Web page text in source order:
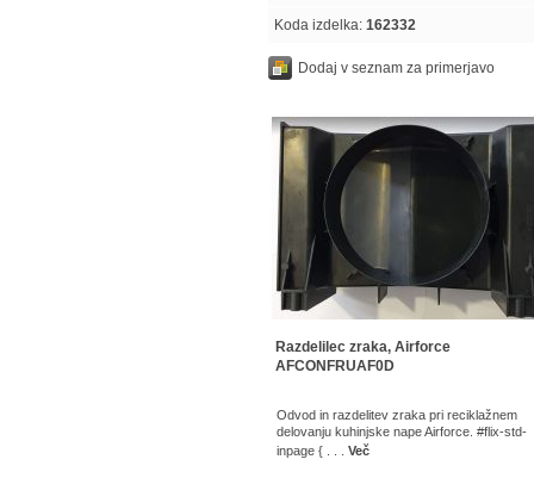
Koda izdelka: 162332
Dodaj v seznam za primerjavo
Razdelilec zraka, Airforce
AFCONFRUAF0D
Odvod in razdelitev zraka pri reciklažnem
delovanju kuhinjske nape Airforce. #flix-std-
inpage { . . . Več